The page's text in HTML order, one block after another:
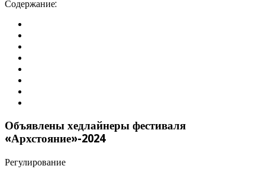
Содержание:
Объявлены хедлайнеры фестиваля
«Архстояние»-2024
Регулирование